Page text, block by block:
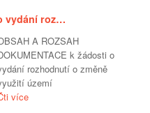
vydání roz…
A ROZSAH
k žádosti o
rozhodnutí o změně
území
více